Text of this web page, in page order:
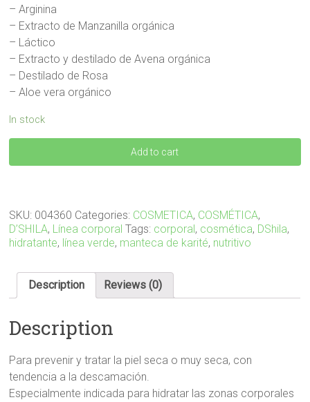
– Arginina
– Extracto de Manzanilla orgánica
– Láctico
– Extracto y destilado de Avena orgánica
– Destilado de Rosa
– Aloe vera orgánico
In stock
CREMA
ml
quantity
Add to cart
SKU: 004360 Categories: COSMETICA, COSMÉTICA,
D’SHILA, Línea corporal Tags: corporal, cosmética, DShila,
hidratante, línea verde, manteca de karité, nutritivo
Description Reviews (0)
Description
Para prevenir y tratar la piel seca o muy seca, con
tendencia a la descamación.
Especialmente indicada para hidratar las zonas corporales